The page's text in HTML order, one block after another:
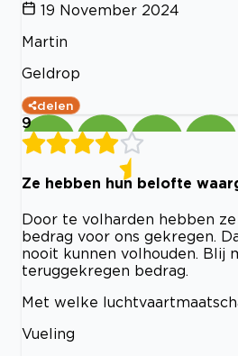
19 November 2024
Martin
Geldrop
delen
9
Ze hebben hun belofte
Door te volharden hebben
bedrag voor ons gekregen.
nooit kunnen volhouden. Blij
teruggekregen bedrag.
Met welke
Vueling